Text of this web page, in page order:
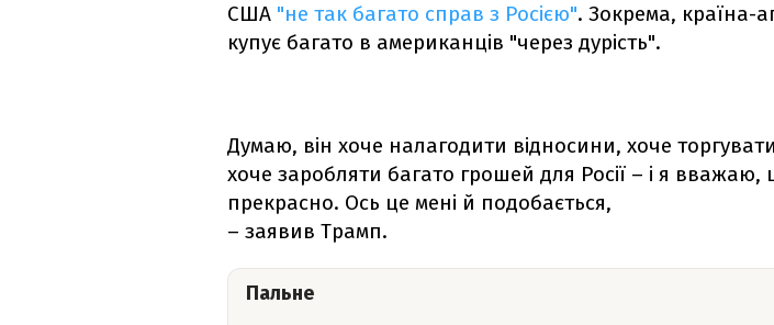
США "не так багато справ з Росією". Зокрема, країна-
купує багато в американців "через дурість".
Думаю, він хоче налагодити відносини, хоче
хоче заробляти багато грошей для Росії – і я вважаю,
прекрасно. Ось це мені й подобається,
– заявив Трамп.
Пальне